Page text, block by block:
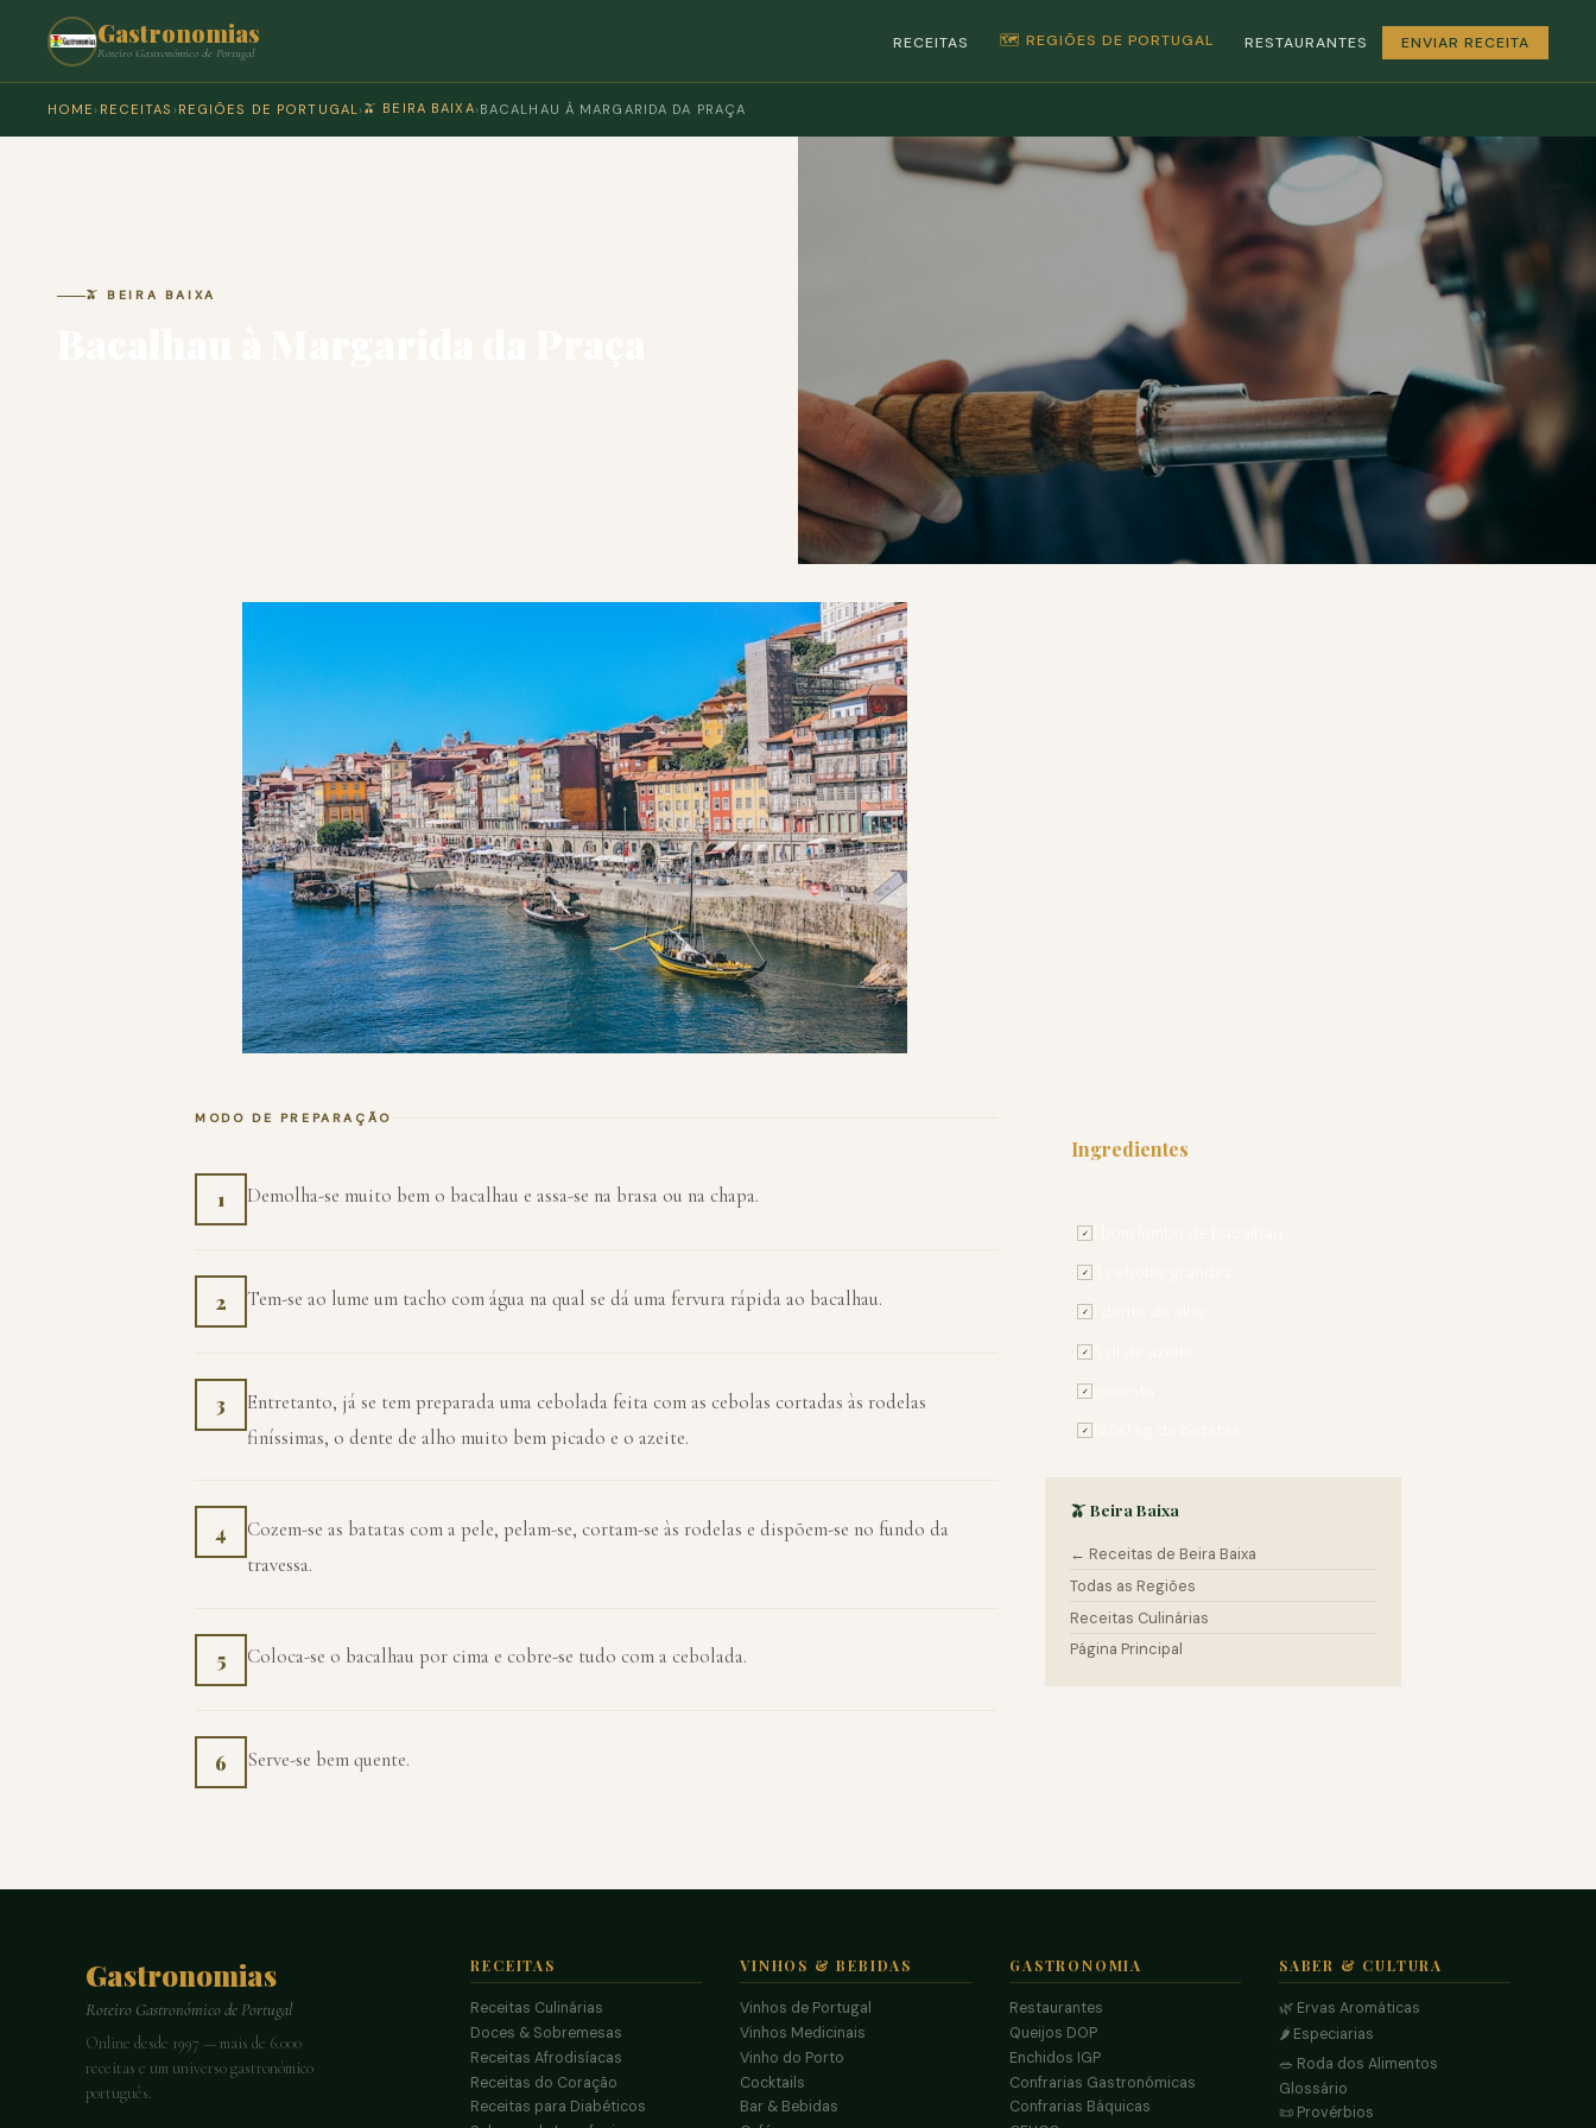
Gastronomias
Roteiro Gastronómico de Portugal
RECEITAS 🗺️ REGIÕES DE PORTUGAL RESTAURANTES ENVIAR RECEITA
HOME › RECEITAS › REGIÕES DE PORTUGAL› 🫒 BEIRA BAIXA› BACALHAU À MARGARIDA DA PRAÇA
🫒 BEIRA BAIXA
MODO DE PREPARAÇÃO
1 Demolha-se muito bem o bacalhau e assa-se na brasa ou na chapa.
2 Tem-se ao lume um tacho com água na qual se dá uma fervura rápida ao bacalhau.
3
Entretanto, já se tem preparada uma cebolada feita com as cebolas cortadas às rodelas
finíssimas, o dente de alho muito bem picado e o azeite.
4
Cozem-se as batatas com a pele, pelam-se, cortam-se às rodelas e dispõem-se no fundo da
travessa.
5 Coloca-se o bacalhau por cima e cobre-se tudo com a cebolada.
6 Serve-se bem quente.
Ingredientes
✓
✓
✓
✓
✓
✓
🫒 Beira Baixa
← Receitas de Beira Baixa
Todas as Regiões
Receitas Culinárias
Página Principal
Gastronomias
Roteiro Gastronómico de Portugal
Online desde 1997 — mais de 6.000
receitas e um universo gastronómico
português.
RECEITAS
Receitas Culinárias
Doces & Sobremesas
Receitas Afrodisíacas
Receitas do Coração
Receitas para Diabéticos
VINHOS & BEBIDAS
Vinhos de Portugal
Vinhos Medicinais
Vinho do Porto
Cocktails
Bar & Bebidas
GASTRONOMIA
Restaurantes
Queijos DOP
Enchidos IGP
Confrarias Gastronómicas
Confrarias Báquicas
SABER & CULTURA
🌿 Ervas Aromáticas
🌶️ Especiarias
🥗 Roda dos Alimentos
Glossário
📜 Provérbios